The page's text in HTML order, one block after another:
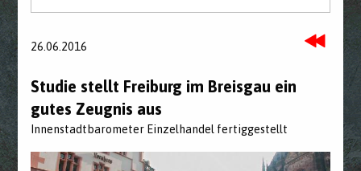
26.06.2016
Studie stellt Freiburg im Breisgau ein
gutes Zeugnis aus
Innenstadtbarometer Einzelhandel fertiggestellt